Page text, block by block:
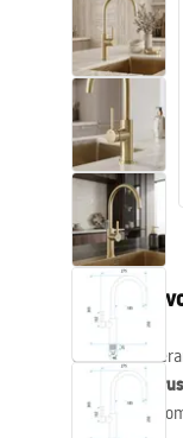
Tuševi
Kuhinja
Pribor
Opis
Cijenite
visokim